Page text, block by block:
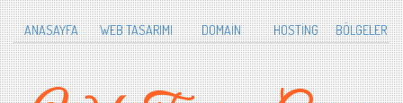
ANASAYFA WEB TASARIMI DOMAİN HOSTİNG BÖLGELER